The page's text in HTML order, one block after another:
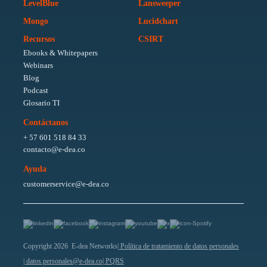
LevelBlue
Lansweeper
Mongo
Lucidchart
Recursos
Ebooks & Whitepapers
Webinars
Blog
Podcast
Glosario TI
CSIRT
Contáctanos
+ 57 601 518 84 33
contacto@e-dea.co
Ayuda
customerservice@e-dea.co
Copyright 2026 E-dea Networks| Política de tratamiento de datos personales
| datos.personales@e-dea.co| PQRS